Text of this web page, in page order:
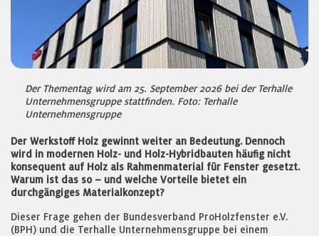
Der Thementag wird am 25. September 2026 bei der Terhalle
Unternehmensgruppe stattfinden. Foto: Terhalle
Unternehmensgruppe
Der Werkstoff Holz gewinnt weiter an Bedeutung. Dennoch
wird in modernen Holz- und Holz-Hybridbauten häufig nicht
konsequent auf Holz als Rahmenmaterial für Fenster gesetzt.
Warum ist das so – und welche Vorteile bietet ein
durchgängiges Materialkonzept?
Dieser Frage gehen der Bundesverband ProHolzfenster e.V.
(BPH) und die Terhalle Unternehmensgruppe bei einem